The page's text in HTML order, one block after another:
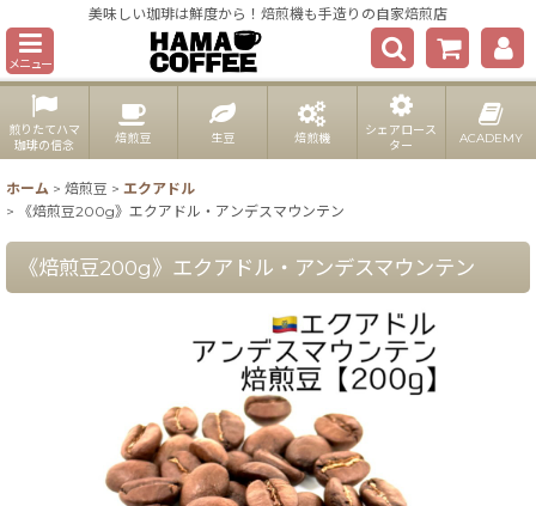
美味しい珈琲は鮮度から！焙煎機も手造りの自家焙煎店
メニュー
煎りたてハマ
珈琲の信念
焙煎豆 生豆 焙煎機
シェアロース
ター
ACADEMY
ホーム > 焙煎豆 > エクアドル
>
《焙煎豆200g》エクアドル・アンデスマウンテン
《焙煎豆200g》エクアドル・アンデスマウンテン